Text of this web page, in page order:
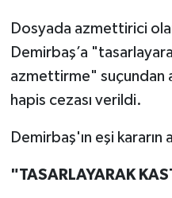
Dosyada azmettirici
Demirbaş’a
azmettirme" suçundan
hapis cezası verildi.
Demirbaş'ın eşi
"TASARLAYARAK